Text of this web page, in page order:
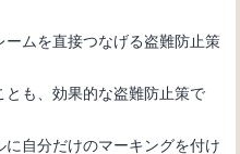
ムを直接つなげる盗難防止策
も、効果的な盗難防止策で
自分だけのマーキングを付け